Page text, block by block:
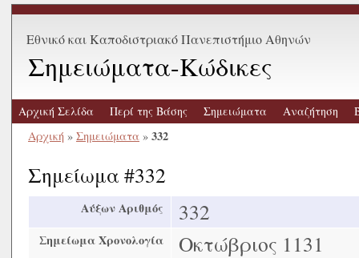
Εθνικό και Καποδιστριακό Πανεπιστήμιο Αθηνών
Σημειώματα-Κώδικες
Αρχική Σελίδα Περί της Βάσης Σημειώματα Αναζήτηση
Αρχική » Σημειώματα » 332
Σημείωμα #332
Αύξων Αριθμός 332
Σημείωμα Χρονολογία Οκτώβριος 1131